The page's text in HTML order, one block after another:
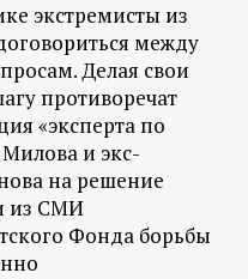
экстремисты из
между
Делая свои
противоречат
«эксперта по
и экс-
на решение
из СМИ
Фонда борьбы